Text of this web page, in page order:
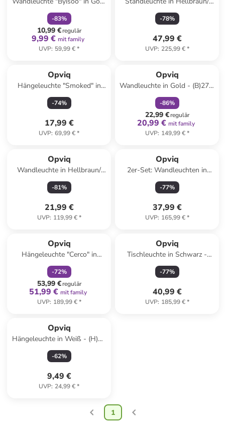
- Ø 30 cm
-83%
10,99 €regulär
9,99 € mit family
UVP: 59,99 €*
Schwarz - (H)80 cm
-78%
47,99 €
UVP: 225,99 €*
Opviq
Hängeleuchte "Smoked" in
Schwarz - Ø 15 cm
-74%
17,99 €
UVP: 69,99 €*
Opviq
Wandleuchte in Gold - (B)27 x
(H)25 cm
-86%
22,99 €regulär
20,99 € mit family
UVP: 149,99 €*
Opviq
Wandleuchte in Hellbraun/
Schwarz - (H)25 cm
-81%
21,99 €
UVP: 119,99 €*
Opviq
2er-Set: Wandleuchten in
Hellgrau - (B)26 x (H)23 cm
-77%
37,99 €
UVP: 165,99 €*
Opviq
Hängeleuchte "Cerco" in
Schwarz/ Gold - Ø 38 cm
-72%
53,99 €regulär
51,99 € mit family
UVP: 189,99 €*
Opviq
Tischleuchte in Schwarz -
(B)28 x (H)43 cm
-77%
40,99 €
UVP: 185,99 €*
Opviq
Hängeleuchte in Weiß - (H)60
x Ø 10 cm
-62%
9,49 €
UVP: 24,99 €*
1